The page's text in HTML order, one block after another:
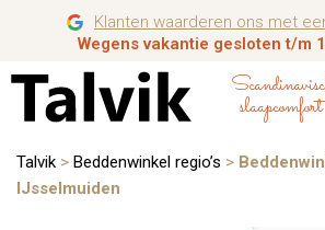
Klanten waarderen ons met
Wegens vakantie gesloten t/m
slaapcomfort
Talvik > Beddenwinkel regio’s >
IJsselmuiden